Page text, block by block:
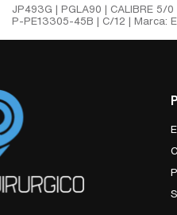
JP493G | PGLA90 | CALIBRE 5/0
P-PE13305-45B | C/12 | Marca: